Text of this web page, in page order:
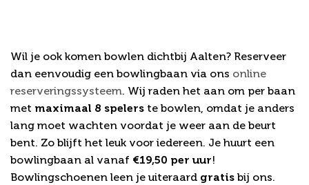
Wil je ook komen bowlen dichtbij Aalten? Reserveer
dan eenvoudig een bowlingbaan via ons online
reserveringssysteem. Wij raden het aan om per baan
met maximaal 8 spelers te bowlen, omdat je anders
lang moet wachten voordat je weer aan de beurt
bent. Zo blijft het leuk voor iedereen. Je huurt een
bowlingbaan al vanaf €19,50 per uur!
Bowlingschoenen leen je uiteraard gratis bij ons.